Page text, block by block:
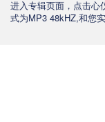
进入专辑页面，点击心
式为MP3 48kHZ,和您